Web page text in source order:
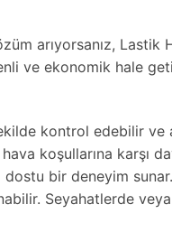
arıyorsanız, Lastik
ve ekonomik hale
kontrol edebilir
koşullarına karşı
dostu bir deneyim sunar.
Seyahatlerde